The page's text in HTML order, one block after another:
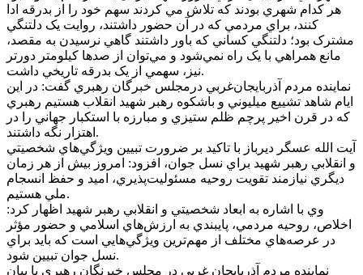
هر کدام شهري بودند که تلاش مي کردند سهم خود را از بدرقه ادا
کنند، براي مردمي که در آن حضور داشتند، روايت يک دلتنگي
مشترک بود؛ دلتنگي کساني که باور داشتند گاهي نرسيدن به مقصد،
مانع همراهي با يک راه نمي‌شود و مي‌توان از صدها کيلومتر دورتر
نيز، سهمي از يک بدرقه تاريخي داشت.
نماينده مردم آذربايجان‌غربي درمجلس خبرگان رهبري گفت: در اين
ايام شاهد تشييع ميليوني و باشکوه رهبر شهيد انقلاب هستيم رهبري
که در قرن اخير پرچم ظلم ستيزي و مبارزه با استکبار جهاني را در
اهتزار نگه داشتند.
آيت الله عسگر ديرباز با تاکيد بر ضرورت تبيين ويژگي‌هاي شخصيتي
و انقلابي رهبر شهيد براي نسل جوان، افزود: امروز بيش از هر زمان
ديگري نيازمند تقويت روحيه مسئوليت‌پذيري، اميد و حفظ انسجام
ملي هستيم.
وي با اشاره به ابعاد شخصيتي و انقلابي رهبر شهيد اظهار کرد:
اخلاص، روحيه مردمي، پايبندي به ارزش‌هاي اسلامي و حضور مؤثر
در عرصه‌هاي مختلف از مهم‌ترين ويژگي‌هايي است که بايد براي
نسل جوان تبيين شود.
نماينده مردم آذربايجان غربي در مجلس خبرنگان رهبري با بيان